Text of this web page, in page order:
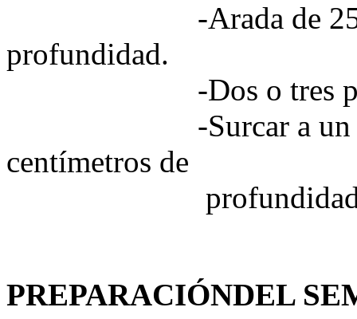
-Arada de 25 a30
profundidad.
-Dos o tres
-Surcar a un metro
centímetros de
PREPARACIÓNDEL